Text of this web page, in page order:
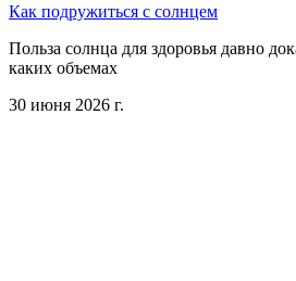
Как подружиться с солнцем
Польза солнца для здоровья давно
каких объемах
30 июня 2026 г.